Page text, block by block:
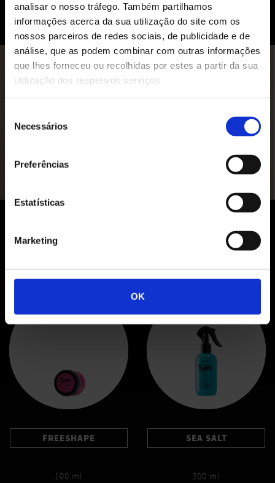
analisar o nosso tráfego. Também partilhamos
informações acerca da sua utilização do site com os
nossos parceiros de redes sociais, de publicidade e de
análise, que as podem combinar com outras informações
que lhes forneceu ou recolhidas por estes a partir da sua
utilização dos respetivos serviços.
Necessários
Preferências
Estatísticas
Marketing
OK
FREESHAPE
100 ml
SEA SALT
200 ml